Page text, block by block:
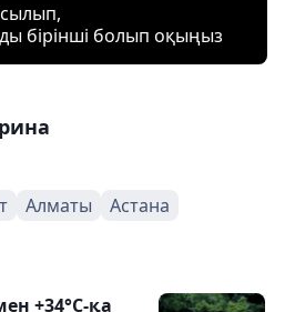
бірінші болып оқыңыз
Алматы Астана
+34°С-қа